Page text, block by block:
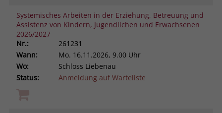
Systemisches Arbeiten in der Erziehung, Betreuung und
Assistenz von Kindern, Jugendlichen und Erwachsenen
2026/2027
Nr.:
261231
Wann:
Mo. 16.11.2026, 9.00 Uhr
Wo:
Schloss Liebenau
Status:
Anmeldung auf Warteliste